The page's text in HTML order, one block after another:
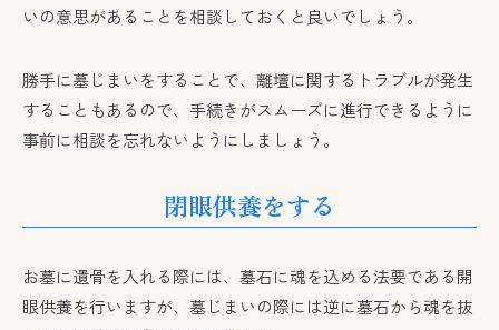
いの意思があることを相談しておくと良いでしょう。
勝手に墓じまいをすることで、離壇に関するトラブルが発生
することもあるので、手続きがスムーズに進行できるように
事前に相談を忘れないようにしましょう。
閉眼供養をする
お墓に遺骨を入れる際には、墓石に魂を込める法要である開
眼供養を行いますが、墓じまいの際には逆に墓石から魂を抜